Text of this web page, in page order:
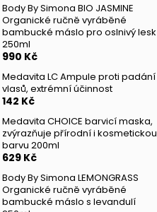
Body By Simona BIO JASMINE
Organické ručně vyráběné
bambucké máslo pro oslnivý lesk
250ml
990 Kč
Medavita LC Ampule proti padání
vlasů, extrémní účinnost
142 Kč
Medavita CHOICE barvicí maska,
zvýrazňuje přírodní i kosmetickou
barvu 200ml
629 Kč
Body By Simona LEMONGRASS
Organické ručně vyráběné
bambucké máslo s levandulí